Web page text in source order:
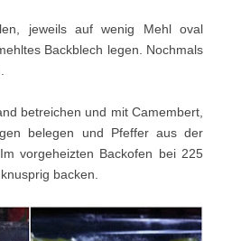
jeweils auf wenig Mehl oval
Backblech legen. Nochmals
betreichen und mit Camembert,
belegen und Pfeffer aus der
vorgeheizten Backofen bei 225
backen.